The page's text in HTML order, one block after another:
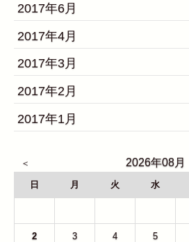
2017年6月
2017年4月
2017年3月
2017年2月
2017年1月
2026年08月
日 月 火 水
2 3 4 5